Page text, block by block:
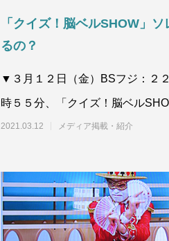
「クイズ！脳ベルSHOW」
るの？
▼３月１２日（金）BSフジ：２
時５５分、「クイズ！脳ベル
なってるの？」のコーナにトラン
2021.03.12 メディア掲載・紹介